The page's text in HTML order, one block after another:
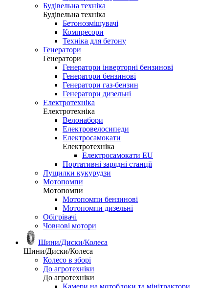
Будівельна техніка
Будівельна техніка
Бетонозмішувачі
Компресори
Техніка для бетону
Генератори
Генератори
Генератори інверторні бензинові
Генератори бензинові
Генератори газ-бензин
Генератори дизельні
Електротехніка
Електротехніка
Велонабори
Електровелосипеди
Електросамокати
Електротехніка
Електросамокати EU
Портативні зарядні станції
Лущилки кукурудзи
Мотопомпи
Мотопомпи
Мотопомпи бензинові
Мотопомпи дизельні
Обігрівачі
Човнові мотори
Шини/Диски/Колеса
Шини/Диски/Колеса
Колесо в зборі
До агротехніки
До агротехніки
Камери на мотоблоки та мінітрактори